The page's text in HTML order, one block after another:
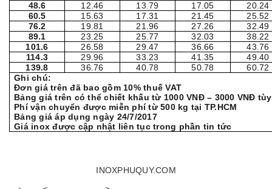
48.6
12.46 13.79 17.05
20.24
60.5
15.63 17.31 21.45
25.52
76.2
19.81 21.96 27.26
32.49
89.1
23.25 25.77 32.03
38.22
101.6
26.58 29.47 36.66
43.76
114.3
29.96 33.23 41.35
49.40
139.8
36.76 40.78 50.78
60.72
Ghi chú:
Đơn giá trên đã bao gồm 10% thuế VAT
Bảng giá trên có thể chiết khấu từ 1000 VNĐ – 3000 VNĐ
Phí vận chuyển được miễn phí từ 500 kg tại TP.HCM
Bảng giá áp dụng ngày 24/7/2017
Giá inox được cập nhật liên tục trong phần tin tức
INOXPHUQUY.COM